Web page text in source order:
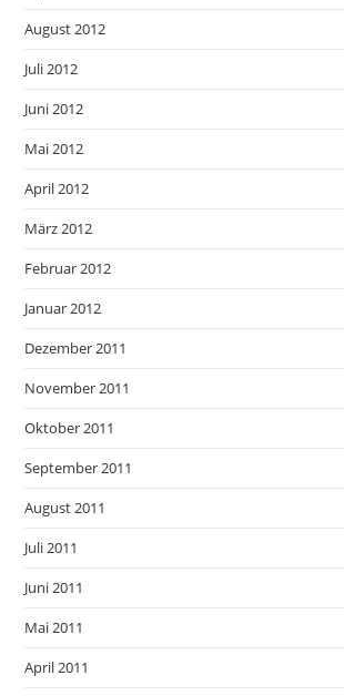
August 2012
Juli 2012
Juni 2012
Mai 2012
April 2012
März 2012
Februar 2012
Januar 2012
Dezember 2011
November 2011
Oktober 2011
September 2011
August 2011
Juli 2011
Juni 2011
Mai 2011
April 2011